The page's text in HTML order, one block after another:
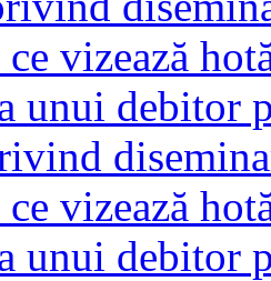
vizează
unui debitor